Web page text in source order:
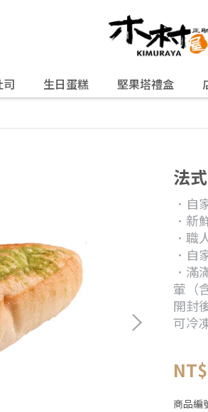
司 生日蛋糕 堅果塔禮盒
法
．自
．新
．職
．自
．滿
葷（
開封
可冷
商品編